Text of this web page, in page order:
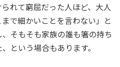
れて窮屈だった人ほど、大人
で細かいことを言わない」と
そもそも家族の誰も箸の持ち
という場合もあります。